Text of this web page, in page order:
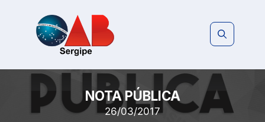
NOTA PÚBLICA
26/03/2017